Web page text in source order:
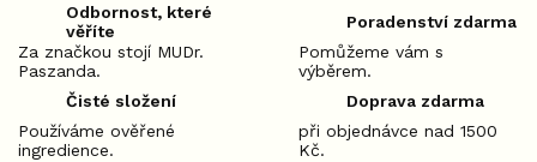
Odbornost, které
věříte
Za značkou stojí MUDr.
Paszanda.
Poradenství zdarma
Pomůžeme vám s
výběrem.
Čisté složení
Používáme ověřené
ingredience.
Doprava zdarma
při objednávce nad 1500
Kč.